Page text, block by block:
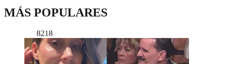
MÁS POPULARES
8218